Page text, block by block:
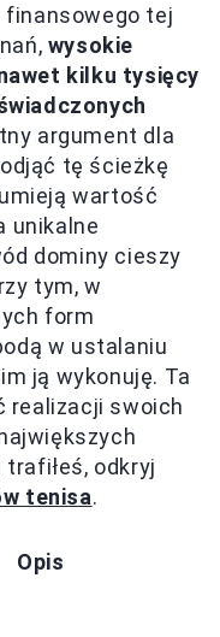
finansowego tej
wysokie
kilku tysięcy
argument dla
tę ścieżkę
wartość
unikalne
dominy cieszy
tym, w
form
w ustalaniu
ją wykonuję. Ta
realizacji swoich
odkryj
tenisa.
Opis